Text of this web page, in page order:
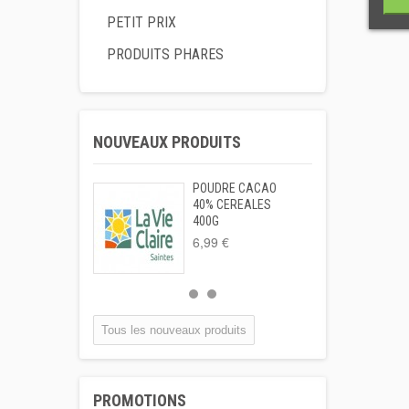
PETIT PRIX
PRODUITS PHARES
NOUVEAUX PRODUITS
POUDRE CACAO
40% CEREALES
400G
6,99 €
Tous les nouveaux produits
PROMOTIONS